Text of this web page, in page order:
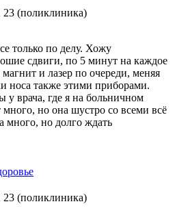
23 (поликлиника)
только по делу. Хожу
сдвиги, по 5 минут на каждое
и лазер по очереди, меняя
носа также этими приборами.
у врача, где я на больничном
но она шустро со всеми всё
много, но долго ждать
23 (поликлиника)